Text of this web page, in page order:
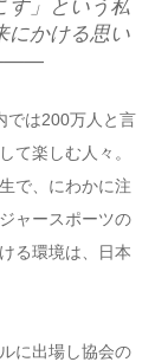
す」という私
にかける思い
―――
では200万人と言
て楽しむ人々。
で、にわかに注
ャースポーツの
る環境は、日本
に出場し協会の